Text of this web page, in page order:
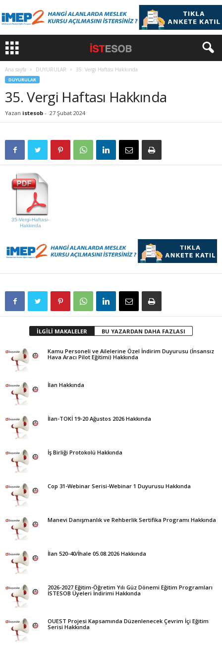
Ana sayfa DUYURULAR 35. Vergi Haftası Hakkında
DUYURULAR
35. Vergi Haftası Hakkında
Yazan istesob - 27 Şubat 2024
35-Vergi-Haftasi-
Hakkinda
İLGİLİ MAKALELER BU YAZARDAN DAHA FAZLASI
Kamu Personeli ve Ailelerine Özel İndirim Duyurusu (İnsansız
Hava Aracı Pilot Eğitimi) Hakkında
İlan Hakkında
İlan-TOKİ 19-20 Ağustos 2026 Hakkında
İş Birliği Protokolü Hakkında
Cop 31-Webinar Serisi-Webinar 1 Duyurusu Hakkında
Manevi Danışmanlık ve Rehberlik Sertifika Programı Hakkında
İlan 520-40/İhale 05.08.2026 Hakkında
2026-2027 Eğitim-Öğretim Yılı Güz Dönemi Eğitim Programları
İSTESOB Üyeleri İndirimi Hakkında
OUEST Projesi Kapsamında Düzenlenecek Çevrim İçi Eğitim
Serisi Hakkında